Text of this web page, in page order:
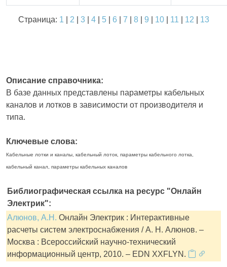
Страница: 1 2 3| 4| 5| 6 7 8| 9 10| 11 12 13
Описание справочника:
В базе данных представлены параметры кабельных
каналов и лотков в зависимости от производителя и
типа.
Ключевые слова:
Кабельные лотки и каналы, кабельный лоток, параметры кабельного лотка,
кабельный канал, параметры кабельных каналов
Библиографическая ссылка на ресурс "Онлайн
Электрик":
Алюнов, А.Н. Онлайн Электрик : Интерактивные
расчеты систем электроснабжения / А. Н. Алюнов. –
Москва : Всероссийский научно-технический
информационный центр, 2010. – EDN XXFLYN.